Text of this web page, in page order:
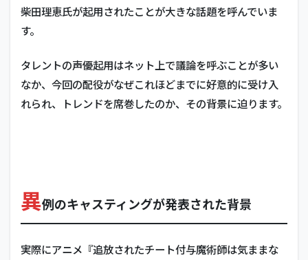
柴田理恵氏が起用されたことが大きな話題を呼んでいま
す。
タレントの声優起用はネット上で議論を呼ぶことが多い
なか、今回の配役がなぜこれほどまでに好意的に受け入
れられ、トレンドを席巻したのか、その背景に迫ります。
異例のキャスティングが発表された背景
実際にアニメ『追放されたチート付与魔術師は気ままな